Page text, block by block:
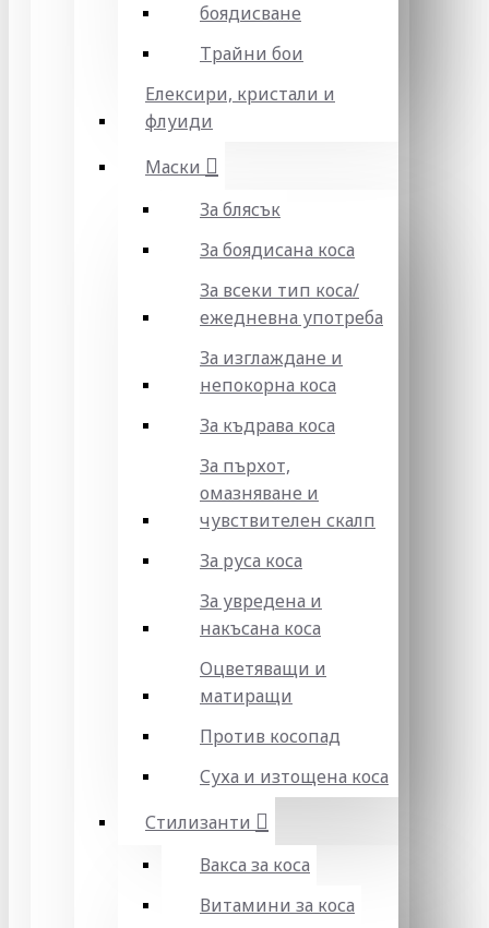
боядисване
Трайни бои
Елексири, кристали и
флуиди
Маски
За блясък
За боядисана коса
За всеки тип коса/
ежедневна употреба
За изглаждане и
непокорна коса
За къдрава коса
За пърхот,
омазняване и
чувствителен скалп
За руса коса
За увредена и
накъсана коса
Оцветяващи и
матиращи
Против косопад
Суха и изтощена коса
Стилизанти
Вакса за коса
Витамини за коса